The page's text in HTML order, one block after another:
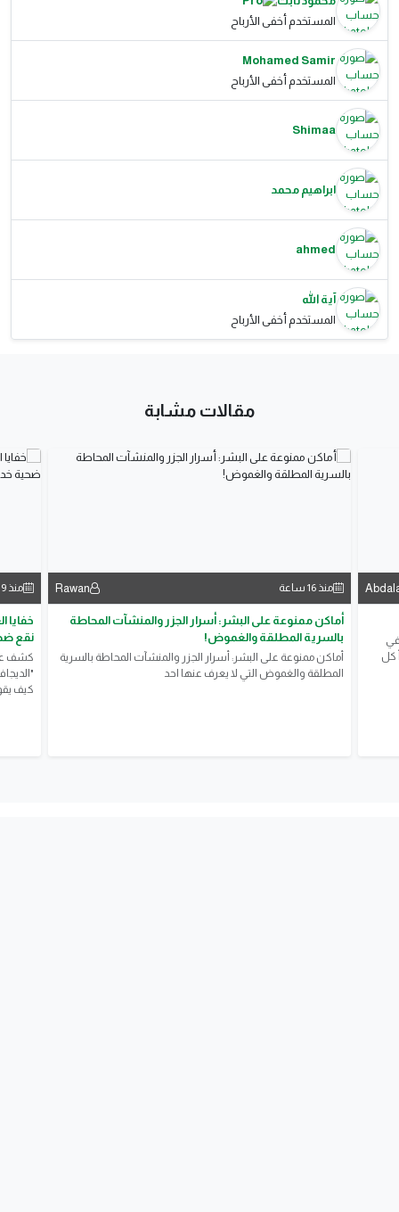
المستخدم أخفى الأرباح
Mohamed Samir
المستخدم أخفى الأرباح
Shimaa
ابراهيم محمد
ahmed
آية الله
المستخدم أخفى الأرباح
مقالات مشابة
كل
منذ 16 ساعة Rawan
أماكن ممنوعة على البشر: أسرار الجزر والمنشآت المحاطة
بالسرية المطلقة والغموض!
أماكن ممنوعة على البشر: أسرار الجزر والمنشآت المحاطة بالسرية
المطلقة والغموض التي لا يعرف عنها احد
منذ 19 ساعة
خفايا
نقع
كشف
كيف